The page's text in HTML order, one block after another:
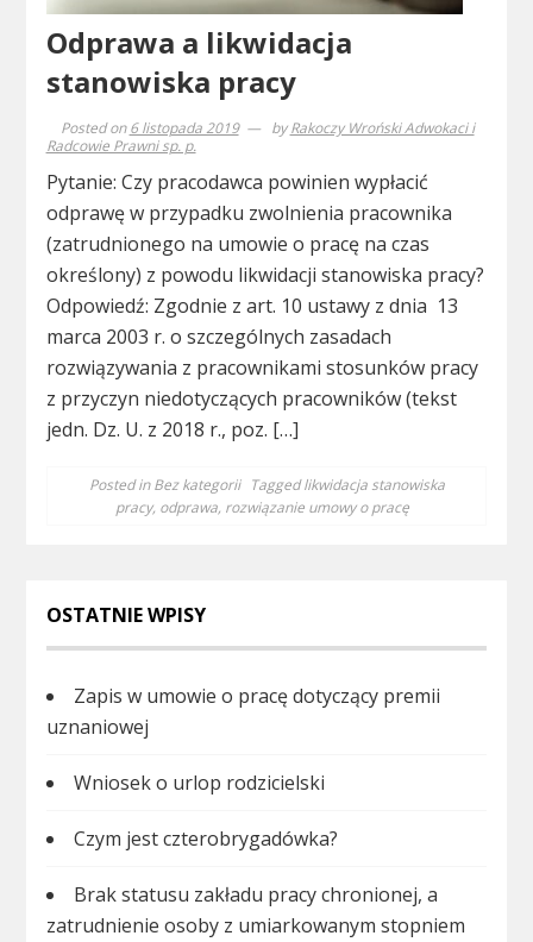
Odprawa a likwidacja
stanowiska pracy
Posted on6 listopada 2019 byRakoczy Wroński Adwokaci i
Radcowie Prawni sp. p.
Pytanie: Czy pracodawca powinien wypłacić
odprawę w przypadku zwolnienia pracownika
(zatrudnionego na umowie o pracę na czas
określony) z powodu likwidacji stanowiska pracy?
Odpowiedź: Zgodnie z art. 10 ustawy z dnia 13
marca 2003 r. o szczególnych zasadach
rozwiązywania z pracownikami stosunków pracy
z przyczyn niedotyczących pracowników (tekst
jedn. Dz. U. z 2018 r., poz. […]
Posted inBez kategorii Taggedlikwidacja stanowiska
pracy, odprawa, rozwiązanie umowy o pracę
OSTATNIE WPISY
Zapis w umowie o pracę dotyczący premii
uznaniowej
Wniosek o urlop rodzicielski
Czym jest czterobrygadówka?
Brak statusu zakładu pracy chronionej, a
zatrudnienie osoby z umiarkowanym stopniem